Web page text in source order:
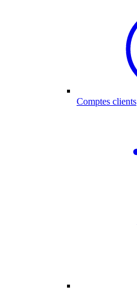
Comptes clients